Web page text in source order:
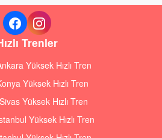
Trenler
Yüksek Hızlı Tren
Yüksek Hızlı Tren
Yüksek Hızlı Tren
Yüksek Hızlı Tren